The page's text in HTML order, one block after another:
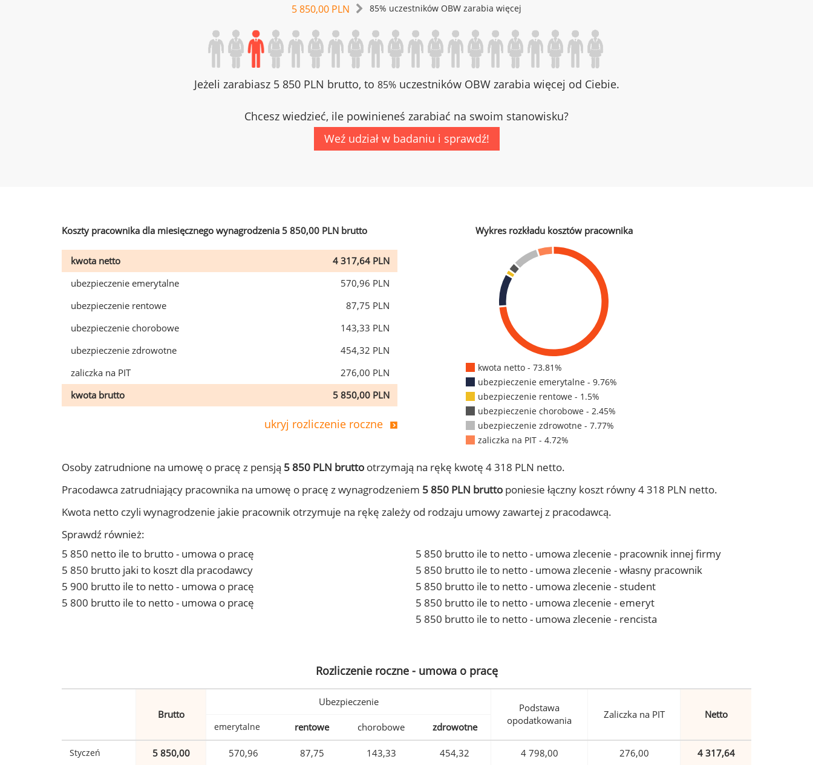
5 850,00 PLN 85% uczestników OBW zarabia więcej
Jeżeli zarabiasz 5 850 PLN brutto, to 85%uczestników OBW zarabia więcej od Ciebie.
Chcesz wiedzieć, ile powinieneś zarabiać na swoim stanowisku?
Weź udział w badaniu i sprawdź!
Koszty pracownika dla miesięcznego wynagrodzenia 5 850,00 PLN brutto
kwota netto
4 317,64 PLN
ubezpieczenie emerytalne
570,96 PLN
ubezpieczenie rentowe
87,75 PLN
ubezpieczenie chorobowe
143,33 PLN
ubezpieczenie zdrowotne
454,32 PLN
zaliczka na PIT
276,00 PLN
kwota brutto
5 850,00 PLN
ukryj rozliczenie roczne
Wykres rozkładu kosztów pracownika
kwota netto - 73.81%
ubezpieczenie emerytalne - 9.76%
ubezpieczenie rentowe - 1.5%
ubezpieczenie chorobowe - 2.45%
ubezpieczenie zdrowotne - 7.77%
zaliczka na PIT - 4.72%
Osoby zatrudnione na umowę o pracę z pensją 5 850 PLN brutto otrzymają na rękę kwotę 4 318 PLN netto.
Pracodawca zatrudniający pracownika na umowę o pracę z wynagrodzeniem 5 850 PLN brutto poniesie łączny koszt równy 4 318 PLN netto.
Kwota netto czyli wynagrodzenie jakie pracownik otrzymuje na rękę zależy od rodzaju umowy zawartej z pracodawcą.
Sprawdź również:
5 850 netto ile to brutto - umowa o pracę
5 850 brutto jaki to koszt dla pracodawcy
5 900 brutto ile to netto - umowa o pracę
5 800 brutto ile to netto - umowa o pracę
5 850 brutto ile to netto - umowa zlecenie - pracownik innej firmy
5 850 brutto ile to netto - umowa zlecenie - własny pracownik
5 850 brutto ile to netto - umowa zlecenie - student
5 850 brutto ile to netto - umowa zlecenie - emeryt
5 850 brutto ile to netto - umowa zlecenie - rencista
Rozliczenie roczne - umowa o pracę
Brutto
Ubezpieczenie
Podstawa
opodatkowania
Zaliczka na PIT Netto
emerytalne rentowe chorobowe zdrowotne
Styczeń 5 850,00 570,96 87,75 143,33 454,32 4 798,00 276,00 4 317,64